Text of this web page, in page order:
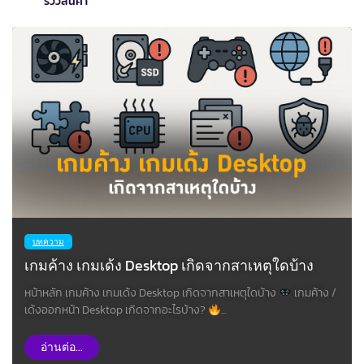
บทความ
เกมค้าง เกมเด้ง Desktop เกิดจากสาเหตุใดบ้าง
หน้าหลัก เกมค้าง เกมเด้ง Desktop เกิดจากสาเหตุใดบ้าง
เกมค้าง /
เด้งออกหน้า Desktop เกิดจากอะไรบ้าง?
...
อ่านต่อ...